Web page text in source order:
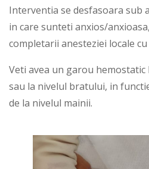
Interventia se desfasoara sub
in care sunteti anxios/
completarii anesteziei locale
Veti avea un garou
sau la nivelul bratului, in
de la nivelul mainii.